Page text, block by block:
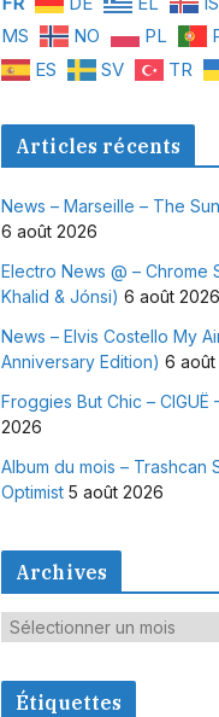
MS
NO PL
ES
SV TR
Articles récents
News – Marseille – The
6 août 2026
Electro News @ – Chrome
Khalid & Jónsi) 6 août 2026
News – Elvis Costello My
Anniversary Edition) 6 août
Froggies But Chic – CIGUË
2026
Album du mois – Trashcan
Optimist 5 août 2026
Archives
A
c
Étiquettes